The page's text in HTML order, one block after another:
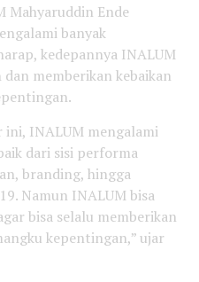
Mahyaruddin Ende
banyak
kedepannya INALUM
memberikan kebaikan
ini, INALUM mengalami
dari sisi performa
branding, hingga
Namun INALUM bisa
bisa selalu memberikan
kepentingan,” ujar